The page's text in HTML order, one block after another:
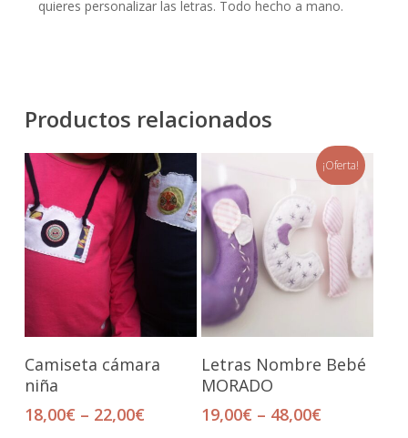
quieres personalizar las letras. Todo hecho a mano.
Productos relacionados
Seleccionar Opciones
Camiseta cámara
niña
18,00€ – 22,00€
¡Oferta!
Seleccionar Opciones
Letras Nombre Bebé
MORADO
19,00€ – 48,00€